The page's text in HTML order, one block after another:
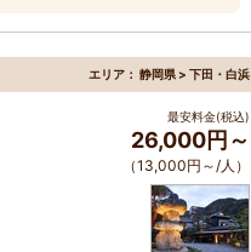
エリア： 静岡県 > 下田・白浜
最安料金(税込)
26,000円～
（13,000円～/人）